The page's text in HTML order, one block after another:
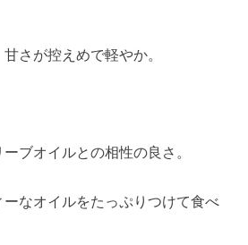
さが控えめで軽やか。
ブオイルとの相性の良さ。
なオイルをたっぷりつけて食べ